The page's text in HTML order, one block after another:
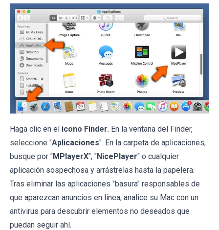
Haga clic en el icono Finder. En la ventana del Finder,
seleccione "Aplicaciones". En la carpeta de aplicaciones,
busque por "MPlayerX", "NicePlayer" o cualquier
aplicación sospechosa y arrástrelas hasta la papelera.
Tras eliminar las aplicaciones "basura" responsables de
que aparezcan anuncios en línea, analice su Mac con un
antivirus para descubrir elementos no deseados que
puedan seguir ahí.